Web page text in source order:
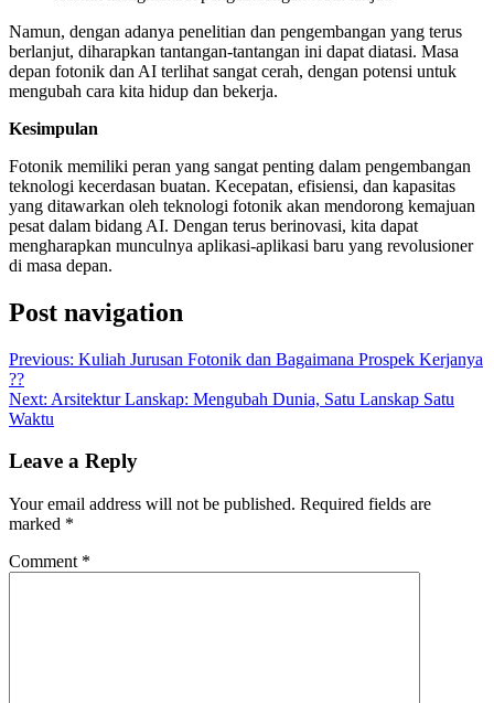
Namun, dengan adanya penelitian dan pengembangan yang terus
berlanjut, diharapkan tantangan-tantangan ini dapat diatasi. Masa
depan fotonik dan AI terlihat sangat cerah, dengan potensi untuk
mengubah cara kita hidup dan bekerja.
Kesimpulan
Fotonik memiliki peran yang sangat penting dalam pengembangan
teknologi kecerdasan buatan. Kecepatan, efisiensi, dan kapasitas
yang ditawarkan oleh teknologi fotonik akan mendorong kemajuan
pesat dalam bidang AI. Dengan terus berinovasi, kita dapat
mengharapkan munculnya aplikasi-aplikasi baru yang revolusioner
di masa depan.
Post navigation
Previous: Kuliah Jurusan Fotonik dan Bagaimana Prospek Kerjanya
??
Next: Arsitektur Lanskap: Mengubah Dunia, Satu Lanskap Satu
Waktu
Leave a Reply
Your email address will not be published. Required fields are
marked *
Comment *